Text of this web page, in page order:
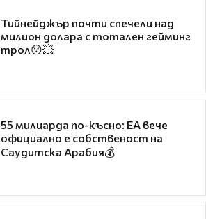
Тийнейджър почти спечели над
милион долара с тотален гейминг
трол😯💥
55 милиарда по-късно: EA вече
официално е собственост на
Саудитска Арабия💰